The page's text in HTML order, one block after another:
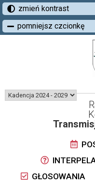
zmień kontrast
pomniejsz czcionkę
GŁOSOWANIA